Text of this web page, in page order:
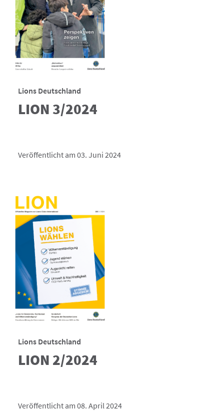
Lions Deutschland
LION 3/2024
Veröffentlicht am 03. Juni 2024
Lions Deutschland
LION 2/2024
Veröffentlicht am 08. April 2024